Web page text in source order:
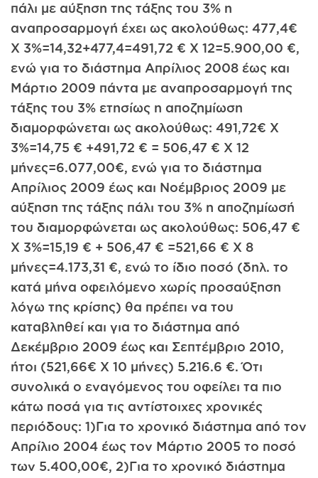
πάλι με αύξηση της τάξης του 3% η
αναπροσαρμογή έχει ως ακολούθως: 477,4€
X 3%=14,32+477,4=491,72 € X 12=5.900,00 €,
ενώ για το διάστημα Απρίλιος 2008 έως και
Μάρτιο 2009 πάντα με αναπροσαρμογή της
τάξης του 3% ετησίως η αποζημίωση
διαμορφώνεται ως ακολούθως: 491,72€ X
3%=14,75 € +491,72 € = 506,47 € X 12
μήνες=6.077,00€, ενώ για το διάστημα
Απρίλιος 2009 έως και Νοέμβριος 2009 με
αύξηση της τάξης πάλι του 3% η αποζημίωσή
του διαμορφώνεται ως ακολούθως: 506,47 €
X 3%=15,19 € + 506,47 € =521,66 € X 8
μήνες=4.173,31 €, ενώ το ίδιο ποσό (δηλ. το
κατά μήνα οφειλόμενο χωρίς προσαύξηση
λόγω της κρίσης) θα πρέπει να του
καταβληθεί και για το διάστημα από
Δεκέμβριο 2009 έως και Σεπτέμβριο 2010,
ήτοι (521,66€ X 10 μήνες) 5.216.6 €. Ότι
συνολικά ο εναγόμενος του οφείλει τα πιο
κάτω ποσά για τις αντίστοιχες χρονικές
περιόδους: 1)Για το χρονικό διάστημα από τον
Απρίλιο 2004 έως τον Μάρτιο 2005 το ποσό
των 5.400,00€, 2)Για το χρονικό διάστημα